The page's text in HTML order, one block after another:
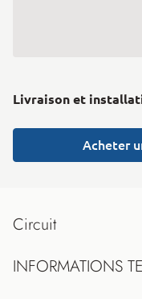
Livraison et
Acheter
Circuit
INFORMATIONS